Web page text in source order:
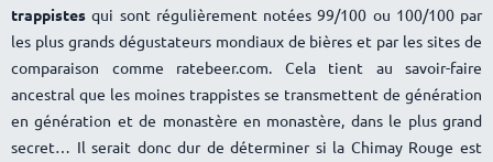
trappistes qui sont régulièrement notées 99/100 ou 100/100 par
les plus grands dégustateurs mondiaux de bières et par les sites de
comparaison comme ratebeer.com. Cela tient au savoir-faire
ancestral que les moines trappistes se transmettent de génération
en génération et de monastère en monastère, dans le plus grand
secret… Il serait donc dur de déterminer si la Chimay Rouge est